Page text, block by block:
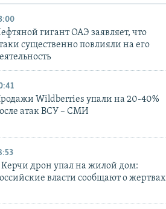
гигант ОАЭ заявляет, что
существенно повлияли на его
Wildberries упали на 20-40%
атак ВСУ – СМИ
Керчи дрон упал на жилой дом:
власти сообщают о жертвах